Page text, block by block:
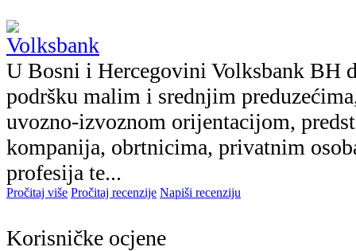
U Bosni i Hercegovini Volksbank BH
podršku malim i srednjim
uvozno-izvoznom orijentacijom,
kompanija, obrtnicima, privatnim
profesija te...
Pročitaj više Pročitaj recenzije Napiši recenziju
Korisničke ocjene